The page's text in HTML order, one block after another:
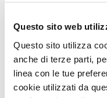
Questo sito web
Questo sito utilizza
anche di terze parti,
linea con le tue
cookie utilizzati da
LATTE MULTE